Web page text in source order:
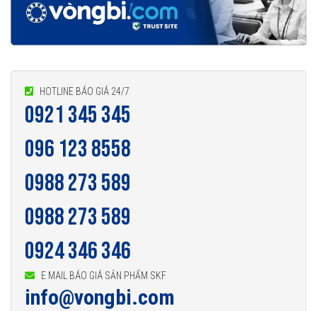
HOTLINE BÁO GIÁ 24/7
0921 345 345
096 123 8558
0988 273 589
0988 273 589
0924 346 346
E MAIL BÁO GIÁ SẢN PHẨM SKF
info@vongbi.com